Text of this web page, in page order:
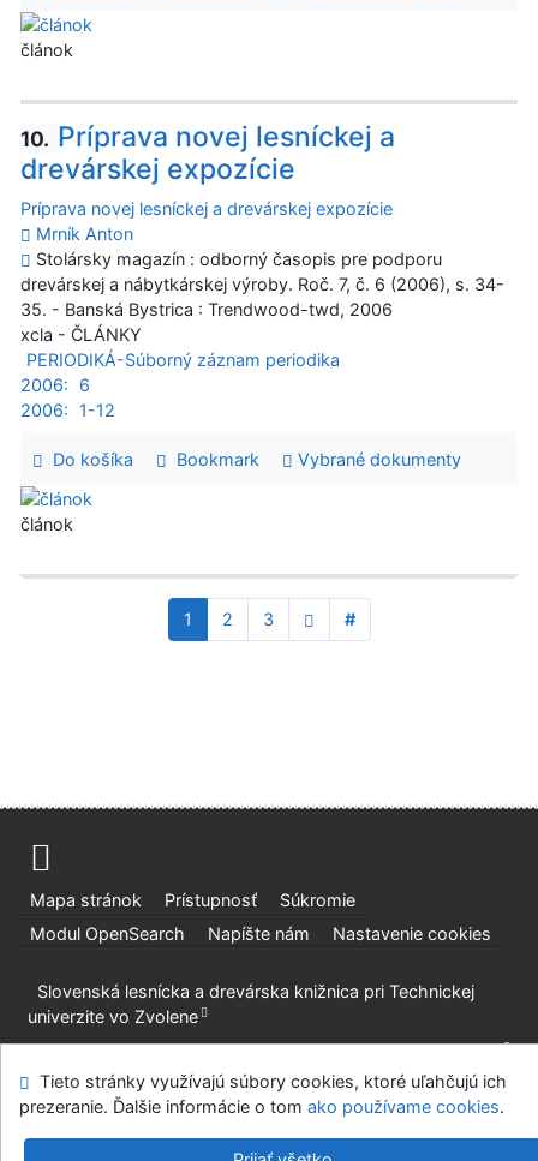
článok
10. Príprava novej lesníckej a
drevárskej expozície
Príprava novej lesníckej a drevárskej expozície
Mrník Anton
Stolársky magazín : odborný časopis pre podporu
drevárskej a nábytkárskej výroby. Roč. 7, č. 6 (2006), s. 34-
35. - Banská Bystrica : Trendwood-twd, 2006
xcla - ČLÁNKY
PERIODIKÁ-Súborný záznam periodika
2006:
6
2006:
1-12
Do košíka Bookmark Vybrané dokumenty
článok
1 2 3 #
Mapa stránok Prístupnosť
Súkromie
Modul OpenSearch
Napíšte nám Nastavenie cookies
Slovenská lesnícka a drevárska knižnica pri Technickej
univerzite vo Zvolene
©1993-2026IPACv.4.8.63a-Cosmotron Slovakia, s.r.o.
Tieto stránky využívajú súbory cookies, ktoré uľahčujú ich
prezeranie. Ďalšie informácie o tom ako používame cookies.